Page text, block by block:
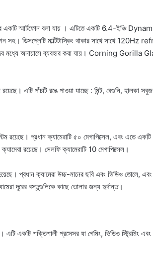
স্মার্টফোন বলা যায় । এটিতে একটি 6.4-ইঞ্চি
ডিসপ্লেটি মাল্টিটাস্কিং থাকার সাথে সাথে 120Hz
অনায়াসে ব্যবহার করা যায়। Corning Gorilla
এটি পাঁচটি রঙে পাওয়া যাচ্ছে : মিন্ট, বেগুনি, হালকা
প্রধান ক্যামেরাটি ৫০ মেগাপিক্সেল, এবং এতে একটি
রয়েছে। সেলফি ক্যামেরাটি 10 মেগাপিক্সেল।
প্রধান ক্যামেরা উচ্চ-মানের ছবি এবং ভিডিও তোলে,
দূরের বস্তুগুলিকে কাছে তোলার জন্য দুর্দান্ত।
শক্তিশালী প্রসেসর যা গেমিং, ভিডিও স্ট্রিমিং এবং